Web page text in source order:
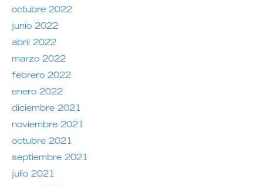
octubre 2022
junio 2022
abril 2022
marzo 2022
febrero 2022
enero 2022
diciembre 2021
noviembre 2021
octubre 2021
septiembre 2021
julio 2021